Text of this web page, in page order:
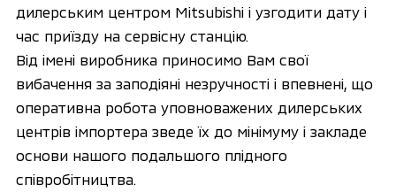
дилерським центром Mitsubishi і узгодити дату і
час приїзду на сервісну станцію.
Від імені виробника приносимо Вам свої
вибачення за заподіяні незручності і впевнені, що
оперативна робота уповноважених дилерських
центрів імпортера зведе їх до мінімуму і закладе
основи нашого подальшого плідного
співробітництва.